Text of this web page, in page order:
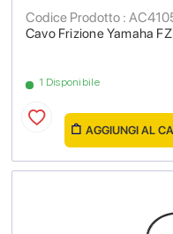
Cavo Frizione Yamaha
Codice Prodotto :
1 Disponibile
AGGIUNGI AL